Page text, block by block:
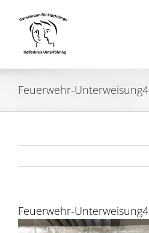
springen
Feuerwehr-Unterweisung4
Feuerwehr-Unterweisung4